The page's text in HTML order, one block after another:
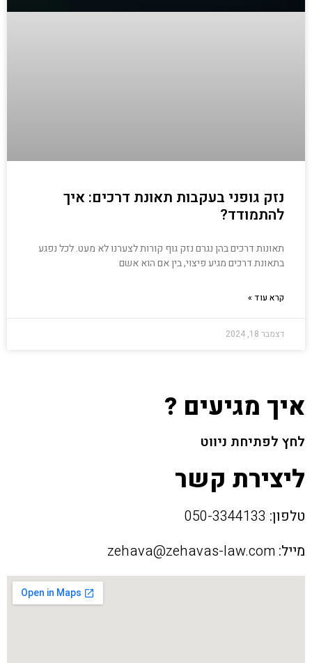
נזק גופני בעקבות תאונת דרכים: איך
להתמודד?
תאונות דרכים בהן נגרם נזק גוף קורות לצערנו לא מעט. לכל נפגע
בתאונת דרכים מגיע פיצוי, בין אם הוא אשם
קרא עוד »
דצמבר 18, 2024
איך מגיעים ?
לחץ לפתיחת ניווט
ליצירת קשר
טלפון:
מייל: zehava@zehavas-law.com